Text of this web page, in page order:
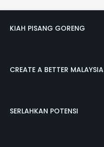
KIAH PISANG GORENG
CREATE A BETTER MALAYSIA
SERLAHKAN POTENSI